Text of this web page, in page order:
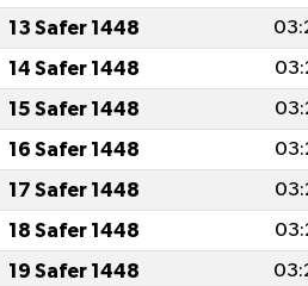
13 Safer 1448
14 Safer 1448
15 Safer 1448
16 Safer 1448
17 Safer 1448
18 Safer 1448
19 Safer 1448